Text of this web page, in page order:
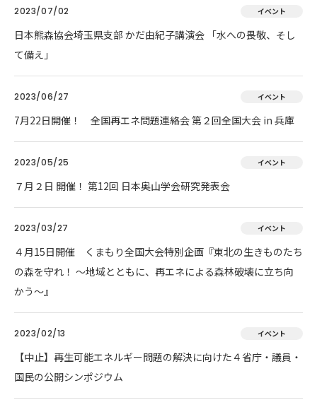
2023/07/02 イベント
日本熊森協会埼玉県支部 かだ由紀子講演会 「水への畏敬、そし
て備え」
2023/06/27 イベント
7月22日開催！ 全国再エネ問題連絡会 第２回全国大会 in 兵庫
2023/05/25 イベント
７月２日 開催！ 第12回 日本奥山学会研究発表会
2023/03/27 イベント
４月15日開催 くまもり全国大会特別企画『東北の生きものたち
の森を守れ！ 〜地域とともに、再エネによる森林破壊に立ち向
かう〜』
2023/02/13 イベント
【中止】再生可能エネルギー問題の解決に向けた４省庁・議員・
国民の公開シンポジウム